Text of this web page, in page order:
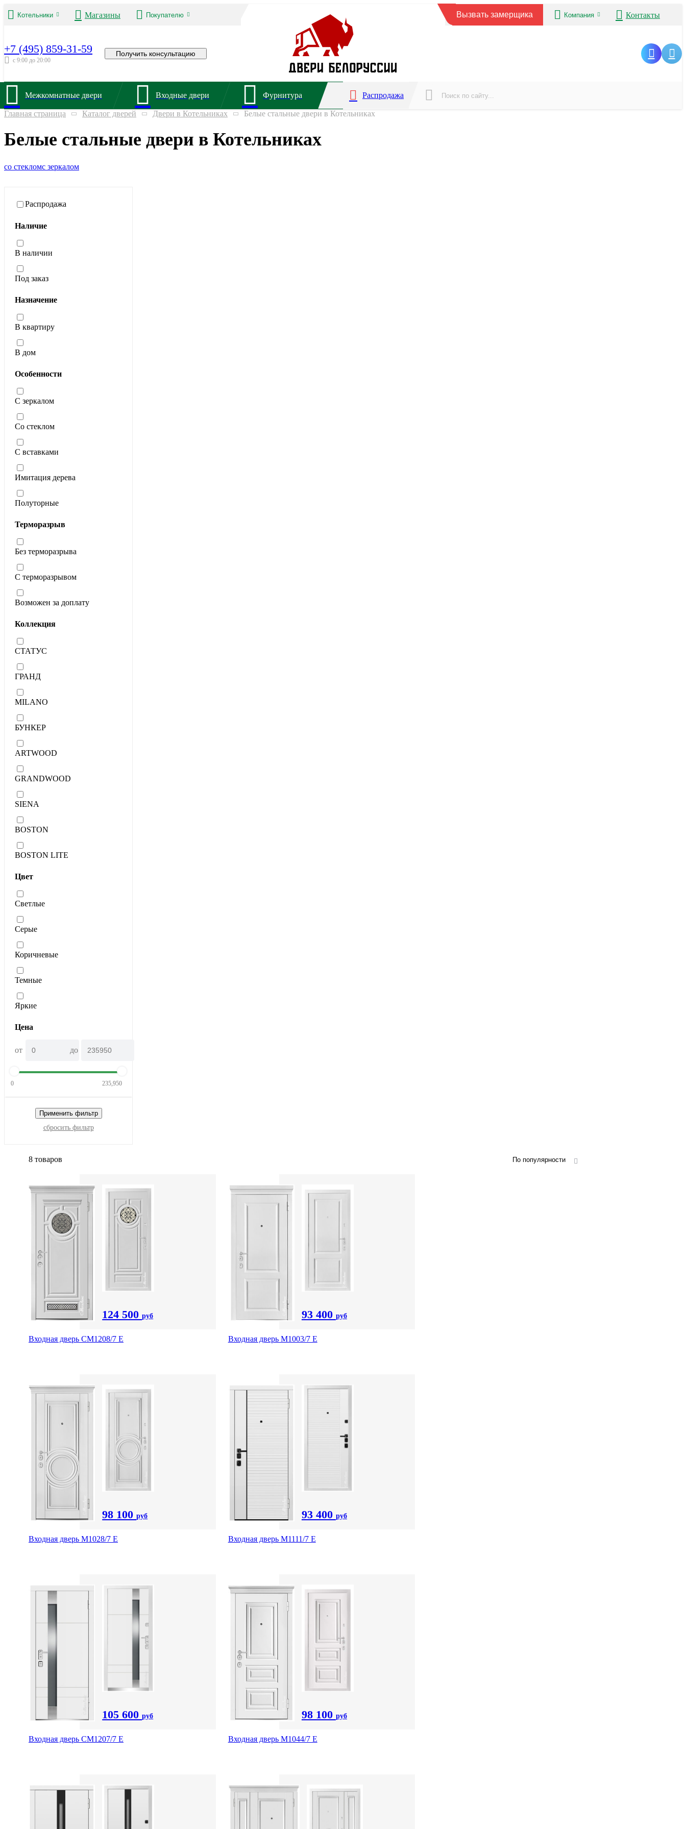
Котельники Магазины Покупателю Вызвать замерщика Компания Контакты
+7 (495) 859-31-59
с 9:00 до 20:00
Получить консультацию
Межкомнатные двери Входные двери Фурнитура Распродажа
Главная страница Каталог дверей Двери в Котельниках Белые стальные двери в Котельниках
Белые стальные двери в Котельниках
со стекломс зеркалом
Распродажа
Наличие
В наличии
Под заказ
Назначение
В квартиру
В дом
Особенности
С зеркалом
Со стеклом
С вставками
Имитация дерева
Полуторные
Терморазрыв
Без терморазрыва
С терморазрывом
Возможен за доплату
Коллекция
СТАТУС
ГРАНД
MILANO
БУНКЕР
ARTWOOD
GRANDWOOD
SIENA
BOSTON
BOSTON LITE
Цвет
Светлые
Серые
Коричневые
Темные
Яркие
Цена
от до
0 235,950
Применить фильтр
сбросить фильтр
8 товаров По популярности
124 500руб
Входная дверь СМ1208/7 E
93 400 руб
Входная дверь М1003/7 E
98 100руб
Входная дверь М1028/7 Е
93 400 руб
Входная дверь М1111/7 Е
105 600руб
Входная дверь СМ1207/7 E
98 100 руб
Входная дверь М1044/7 Е